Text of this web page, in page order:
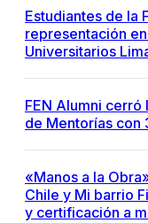
Estudiantes de la
representación
Universitarios
FEN Alumni
de Mentorías con
«Manos a la
Chile y Mi barrio
y certificación a